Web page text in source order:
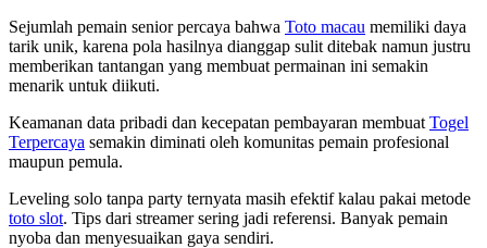
Sejumlah pemain senior percaya bahwa Toto macau memiliki daya
tarik unik, karena pola hasilnya dianggap sulit ditebak namun justru
memberikan tantangan yang membuat permainan ini semakin
menarik untuk diikuti.
Keamanan data pribadi dan kecepatan pembayaran membuat Togel
Terpercaya semakin diminati oleh komunitas pemain profesional
maupun pemula.
Leveling solo tanpa party ternyata masih efektif kalau pakai metode
toto slot. Tips dari streamer sering jadi referensi. Banyak pemain
nyoba dan menyesuaikan gaya sendiri.